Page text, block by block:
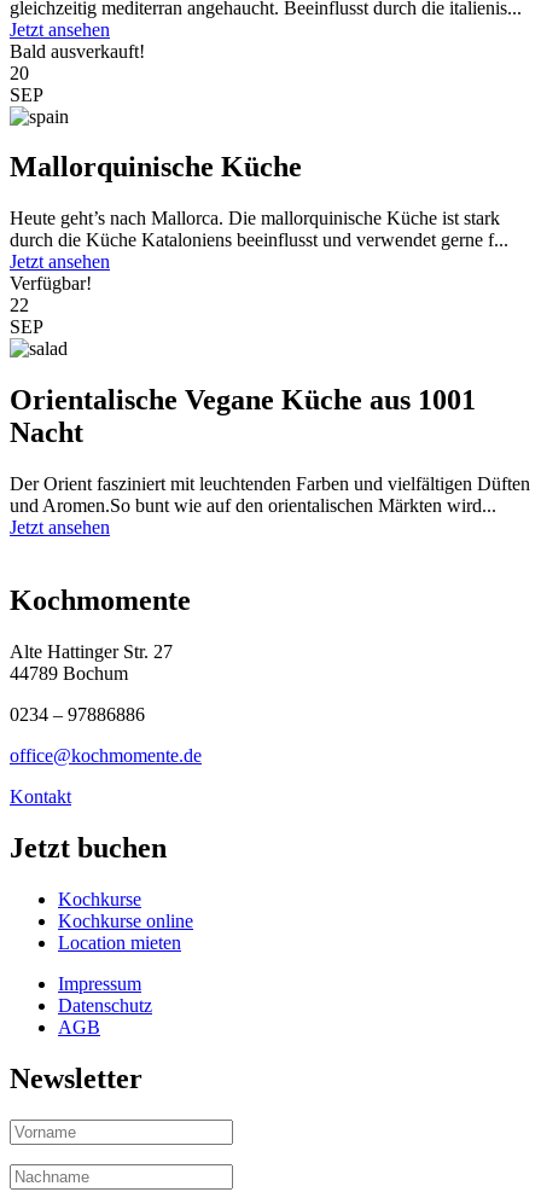
gleichzeitig mediterran angehaucht. Beeinflusst durch die italienis...
Jetzt ansehen
Bald ausverkauft!
20
SEP
Mallorquinische Küche
Heute geht’s nach Mallorca. Die mallorquinische Küche ist stark
durch die Küche Kataloniens beeinflusst und verwendet gerne f...
Jetzt ansehen
Verfügbar!
22
SEP
Orientalische Vegane Küche aus 1001
Nacht
Der Orient fasziniert mit leuchtenden Farben und vielfältigen Düften
und Aromen.So bunt wie auf den orientalischen Märkten wird...
Jetzt ansehen
Kochmomente
Alte Hattinger Str. 27
44789 Bochum
0234 – 97886886
office@kochmomente.de
Kontakt
Jetzt buchen
Kochkurse
Kochkurse online
Location mieten
Impressum
Datenschutz
AGB
Newsletter